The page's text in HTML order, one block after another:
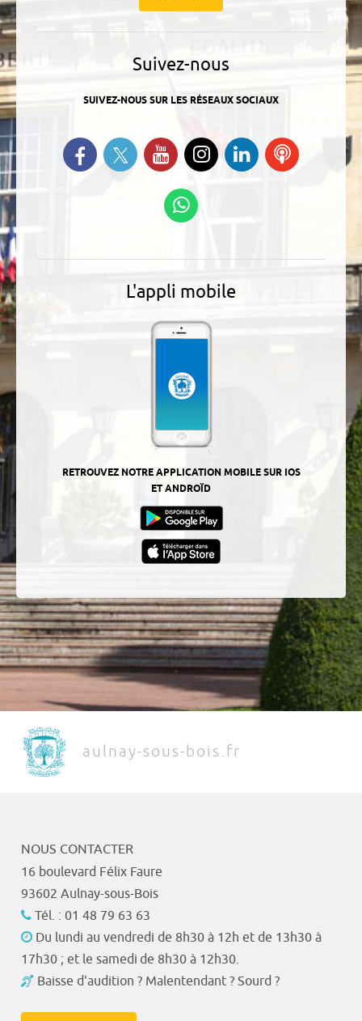
Suivez-nous
SUIVEZ-NOUS SUR LES RÉSEAUX SOCIAUX
Retrouvez-nous sur Facebook
Suivez-nous sur Twitter
Suivez-nous sur YouTube
Suivez-nous sur
Instagram
Retrouvez-
nous sur
Ecoutez
L'appli mobile
RETROUVEZ NOTRE APPLICATION MOBILE SUR IOS
ET ANDROÏD
aulnay-sous-bois.fr
NOUS CONTACTER
16 boulevard Félix Faure
93602 Aulnay-sous-Bois
Tél. : 01 48 79 63 63
Du lundi au vendredi de 8h30 à 12h et de 13h30 à
17h30 ; et le samedi de 8h30 à 12h30.
Baisse d'audition ? Malentendant ? Sourd ?